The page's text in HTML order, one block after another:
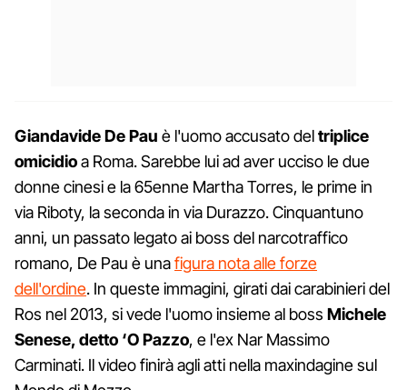
Giandavide De Pau è l'uomo accusato deltriplice
omicidioa Roma. Sarebbe lui ad aver ucciso le due
donne cinesi e la 65enne Martha Torres, le prime in
via Riboty, la seconda in via Durazzo. Cinquantuno
anni, un passato legato ai boss del narcotraffico
romano, De Pau è unafigura nota alle forze
dell'ordine. In queste immagini, girati dai carabinieri del
Ros nel 2013, si vede l'uomo insieme al boss Michele
Senese, detto ‘O Pazzo, e l'ex Nar Massimo
Carminati. Il video finirà agli atti nella maxindagine sul